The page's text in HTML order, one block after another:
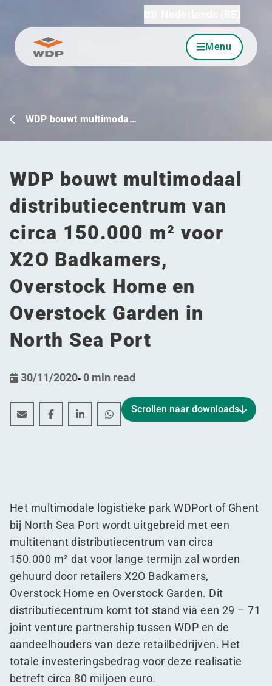
Ga naar inhoud Menu
WDP bouwt multimoda…
WDP bouwt multimodaal
distributiecentrum van
circa 150.000 m² voor
X2O Badkamers,
Overstock Home en
Overstock Garden in
North Sea Port
30/11/2020- 0 min read
WDP bouwt multimodaal distributiecentrum van circa
WDP bouwt multimodaal distributiecentrum
WDP bouwt multimodaal
WDP bouwt multimodaal
Scrollen naar downloads
Het multimodale logistieke park WDPort of Ghent
bij North Sea Port wordt uitgebreid met een
multitenant distributiecentrum van circa
150.000 m² dat voor lange termijn zal worden
gehuurd door retailers X2O Badkamers,
Overstock Home en Overstock Garden. Dit
distributiecentrum komt tot stand via een 29 – 71
joint venture partnership tussen WDP en de
aandeelhouders van deze retailbedrijven. Het
totale investeringsbedrag voor deze realisatie
betreft circa 80 miljoen euro.